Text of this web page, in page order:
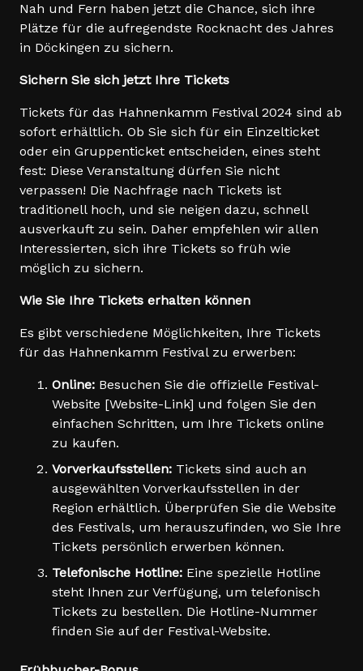
Nah und Fern haben jetzt die Chance, sich ihre
Plätze für die aufregendste Rocknacht des Jahres
in Döckingen zu sichern.
Sichern Sie sich jetzt Ihre Tickets
Tickets für das Hahnenkamm Festival 2024 sind ab
sofort erhältlich. Ob Sie sich für ein Einzelticket
oder ein Gruppenticket entscheiden, eines steht
fest: Diese Veranstaltung dürfen Sie nicht
verpassen! Die Nachfrage nach Tickets ist
traditionell hoch, und sie neigen dazu, schnell
ausverkauft zu sein. Daher empfehlen wir allen
Interessierten, sich ihre Tickets so früh wie
möglich zu sichern.
Wie Sie Ihre Tickets erhalten können
Es gibt verschiedene Möglichkeiten, Ihre Tickets
für das Hahnenkamm Festival zu erwerben:
Online: Besuchen Sie die offizielle Festival-
Website [Website-Link] und folgen Sie den
einfachen Schritten, um Ihre Tickets online
zu kaufen.
Vorverkaufsstellen: Tickets sind auch an
ausgewählten Vorverkaufsstellen in der
Region erhältlich. Überprüfen Sie die Website
des Festivals, um herauszufinden, wo Sie Ihre
Tickets persönlich erwerben können.
Telefonische Hotline: Eine spezielle Hotline
steht Ihnen zur Verfügung, um telefonisch
Tickets zu bestellen. Die Hotline-Nummer
finden Sie auf der Festival-Website.